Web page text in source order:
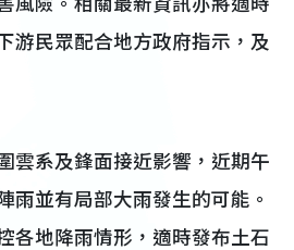
風險。相關最新資訊亦將適時
游民眾配合地方政府指示，及
系及鋒面接近影響，近期午
雨並有局部大雨發生的可能。
各地降雨情形，適時發布土石